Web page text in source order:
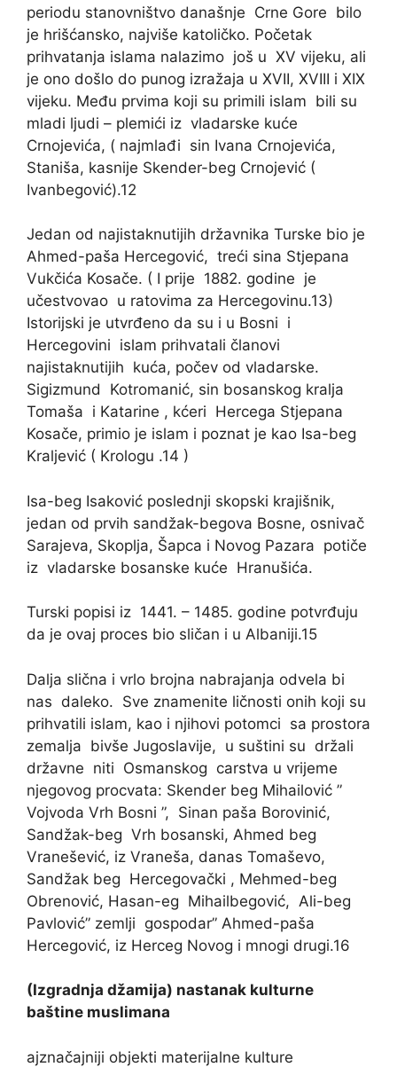
periodu stanovništvo današnje Crne Gore bilo
je hrišćansko, najviše katoličko. Početak
prihvatanja islama nalazimo još u XV vijeku, ali
je ono došlo do punog izražaja u XVII, XVIII i XIX
vijeku. Među prvima koji su primili islam bili su
mladi ljudi – plemići iz vladarske kuće
Crnojevića, ( najmlađi sin Ivana Crnojevića,
Staniša, kasnije Skender-beg Crnojević (
Ivanbegović).12
Jedan od najistaknutijih državnika Turske bio je
Ahmed-paša Hercegović, treći sina Stjepana
Vukčića Kosače. ( I prije 1882. godine je
učestvovao u ratovima za Hercegovinu.13)
Istorijski je utvrđeno da su i u Bosni i
Hercegovini islam prihvatali članovi
najistaknutijih kuća, počev od vladarske.
Sigizmund Kotromanić, sin bosanskog kralja
Tomaša i Katarine , kćeri Hercega Stjepana
Kosače, primio je islam i poznat je kao Isa-beg
Kraljević ( Krologu .14 )
Isa-beg Isaković poslednji skopski krajišnik,
jedan od prvih sandžak-begova Bosne, osnivač
Sarajeva, Skoplja, Šapca i Novog Pazara potiče
iz vladarske bosanske kuće Hranušića.
Turski popisi iz 1441. – 1485. godine potvrđuju
da je ovaj proces bio sličan i u Albaniji.15
Dalja slična i vrlo brojna nabrajanja odvela bi
nas daleko. Sve znamenite ličnosti onih koji su
prihvatili islam, kao i njihovi potomci sa prostora
zemalja bivše Jugoslavije, u suštini su držali
državne niti Osmanskog carstva u vrijeme
njegovog procvata: Skender beg Mihailović ”
Vojvoda Vrh Bosni ”, Sinan paša Borovinić,
Sandžak-beg Vrh bosanski, Ahmed beg
Vranešević, iz Vraneša, danas Tomaševo,
Sandžak beg Hercegovački , Mehmed-beg
Obrenović, Hasan-eg Mihailbegović, Ali-beg
Pavlović” zemlji gospodar” Ahmed-paša
Hercegović, iz Herceg Novog i mnogi drugi.16
(Izgradnja džamija) nastanak kulturne
baštine muslimana
ajznačajniji objekti materijalne kulture